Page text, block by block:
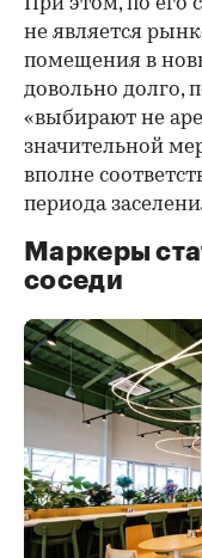
При этом, по его
не является
помещения в
довольно долго,
«выбирают не
значительной
вполне
периода
Маркеры
соседи